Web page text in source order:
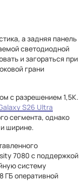
а задняя панель
светодиодной
и загораться при
грани
с разрешением 1,5K.
S26 Ultra
сегмента, однако
ширине.
7080 с поддержкой
систему
ГБ оперативной